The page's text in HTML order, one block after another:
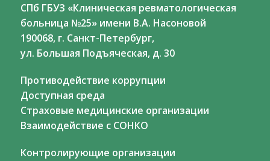
СПб ГБУЗ «Клиническая ревматологическая
больница №25» имени В.А. Насоновой
190068, г. Санкт-Петербург,
ул. Большая Подъяческая, д. 30
Противодействие коррупции
Доступная среда
Страховые медицинские организации
Взаимодействие с СОНКО
Контролирующие организации